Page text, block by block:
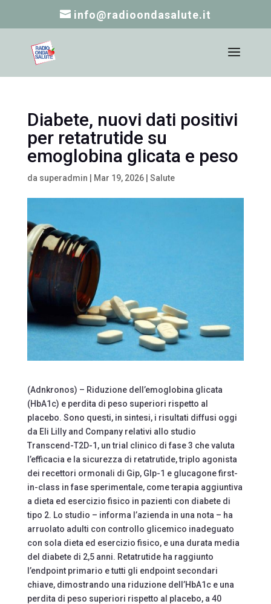
info@radioondasalute.it
Diabete, nuovi dati positivi
per retatrutide su
emoglobina glicata e peso
da superadmin Mar 19, 2026| Salute
(Adnkronos) – Riduzione dell’emoglobina glicata
(HbA1c) e perdita di peso superiori rispetto al
placebo. Sono questi, in sintesi, i risultati diffusi oggi
da Eli Lilly and Company relativi allo studio
Transcend-T2D-1, un trial clinico di fase 3 che valuta
l’efficacia e la sicurezza di retatrutide, triplo agonista
dei recettori ormonali di Gip, Glp-1 e glucagone first-
in-class in fase sperimentale, come terapia aggiuntiva
a dieta ed esercizio fisico in pazienti con diabete di
tipo 2. Lo studio – informa l’azienda in una nota – ha
arruolato adulti con controllo glicemico inadeguato
con sola dieta ed esercizio fisico, e una durata media
del diabete di 2,5 anni. Retatrutide ha raggiunto
l’endpoint primario e tutti gli endpoint secondari
chiave, dimostrando una riduzione dell’HbA1c e una
perdita di peso superiori rispetto al placebo, a 40